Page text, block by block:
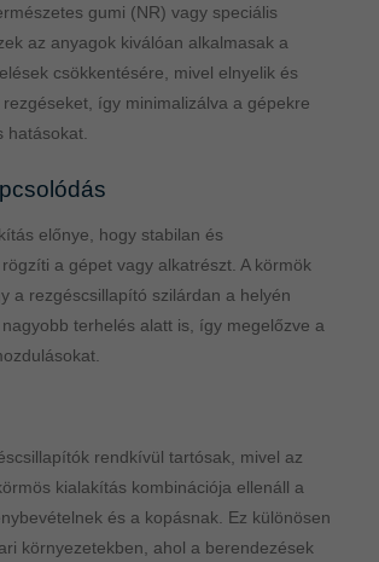
gumi (NR) vagy speciális
az anyagok kiválóan alkalmasak a
csökkentésére, mivel elnyelik és
így minimalizálva a gépekre
hatásokat.
előnye, hogy stabilan és
a gépet vagy alkatrészt. A körmök
a rezgéscsillapító szilárdan a helyén
terhelés alatt is, így megelőzve a
rendkívül tartósak, mivel az
kialakítás kombinációja ellenáll a
és a kopásnak. Ez különösen
környezetekben, ahol a berendezések